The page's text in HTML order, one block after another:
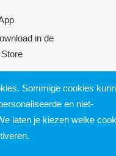
réservés
Sommige cookies
en niet-
laten je kiezen welke